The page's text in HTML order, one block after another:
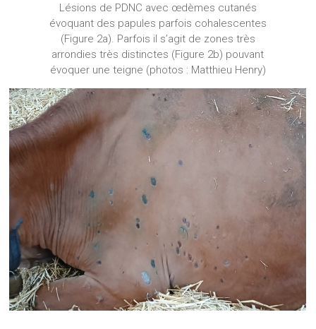
Lésions de PDNC avec œdèmes cutanés
évoquant des papules parfois cohalescentes
(Figure 2a). Parfois il s’agit de zones très
arrondies très distinctes (Figure 2b) pouvant
évoquer une teigne (photos : Matthieu Henry)